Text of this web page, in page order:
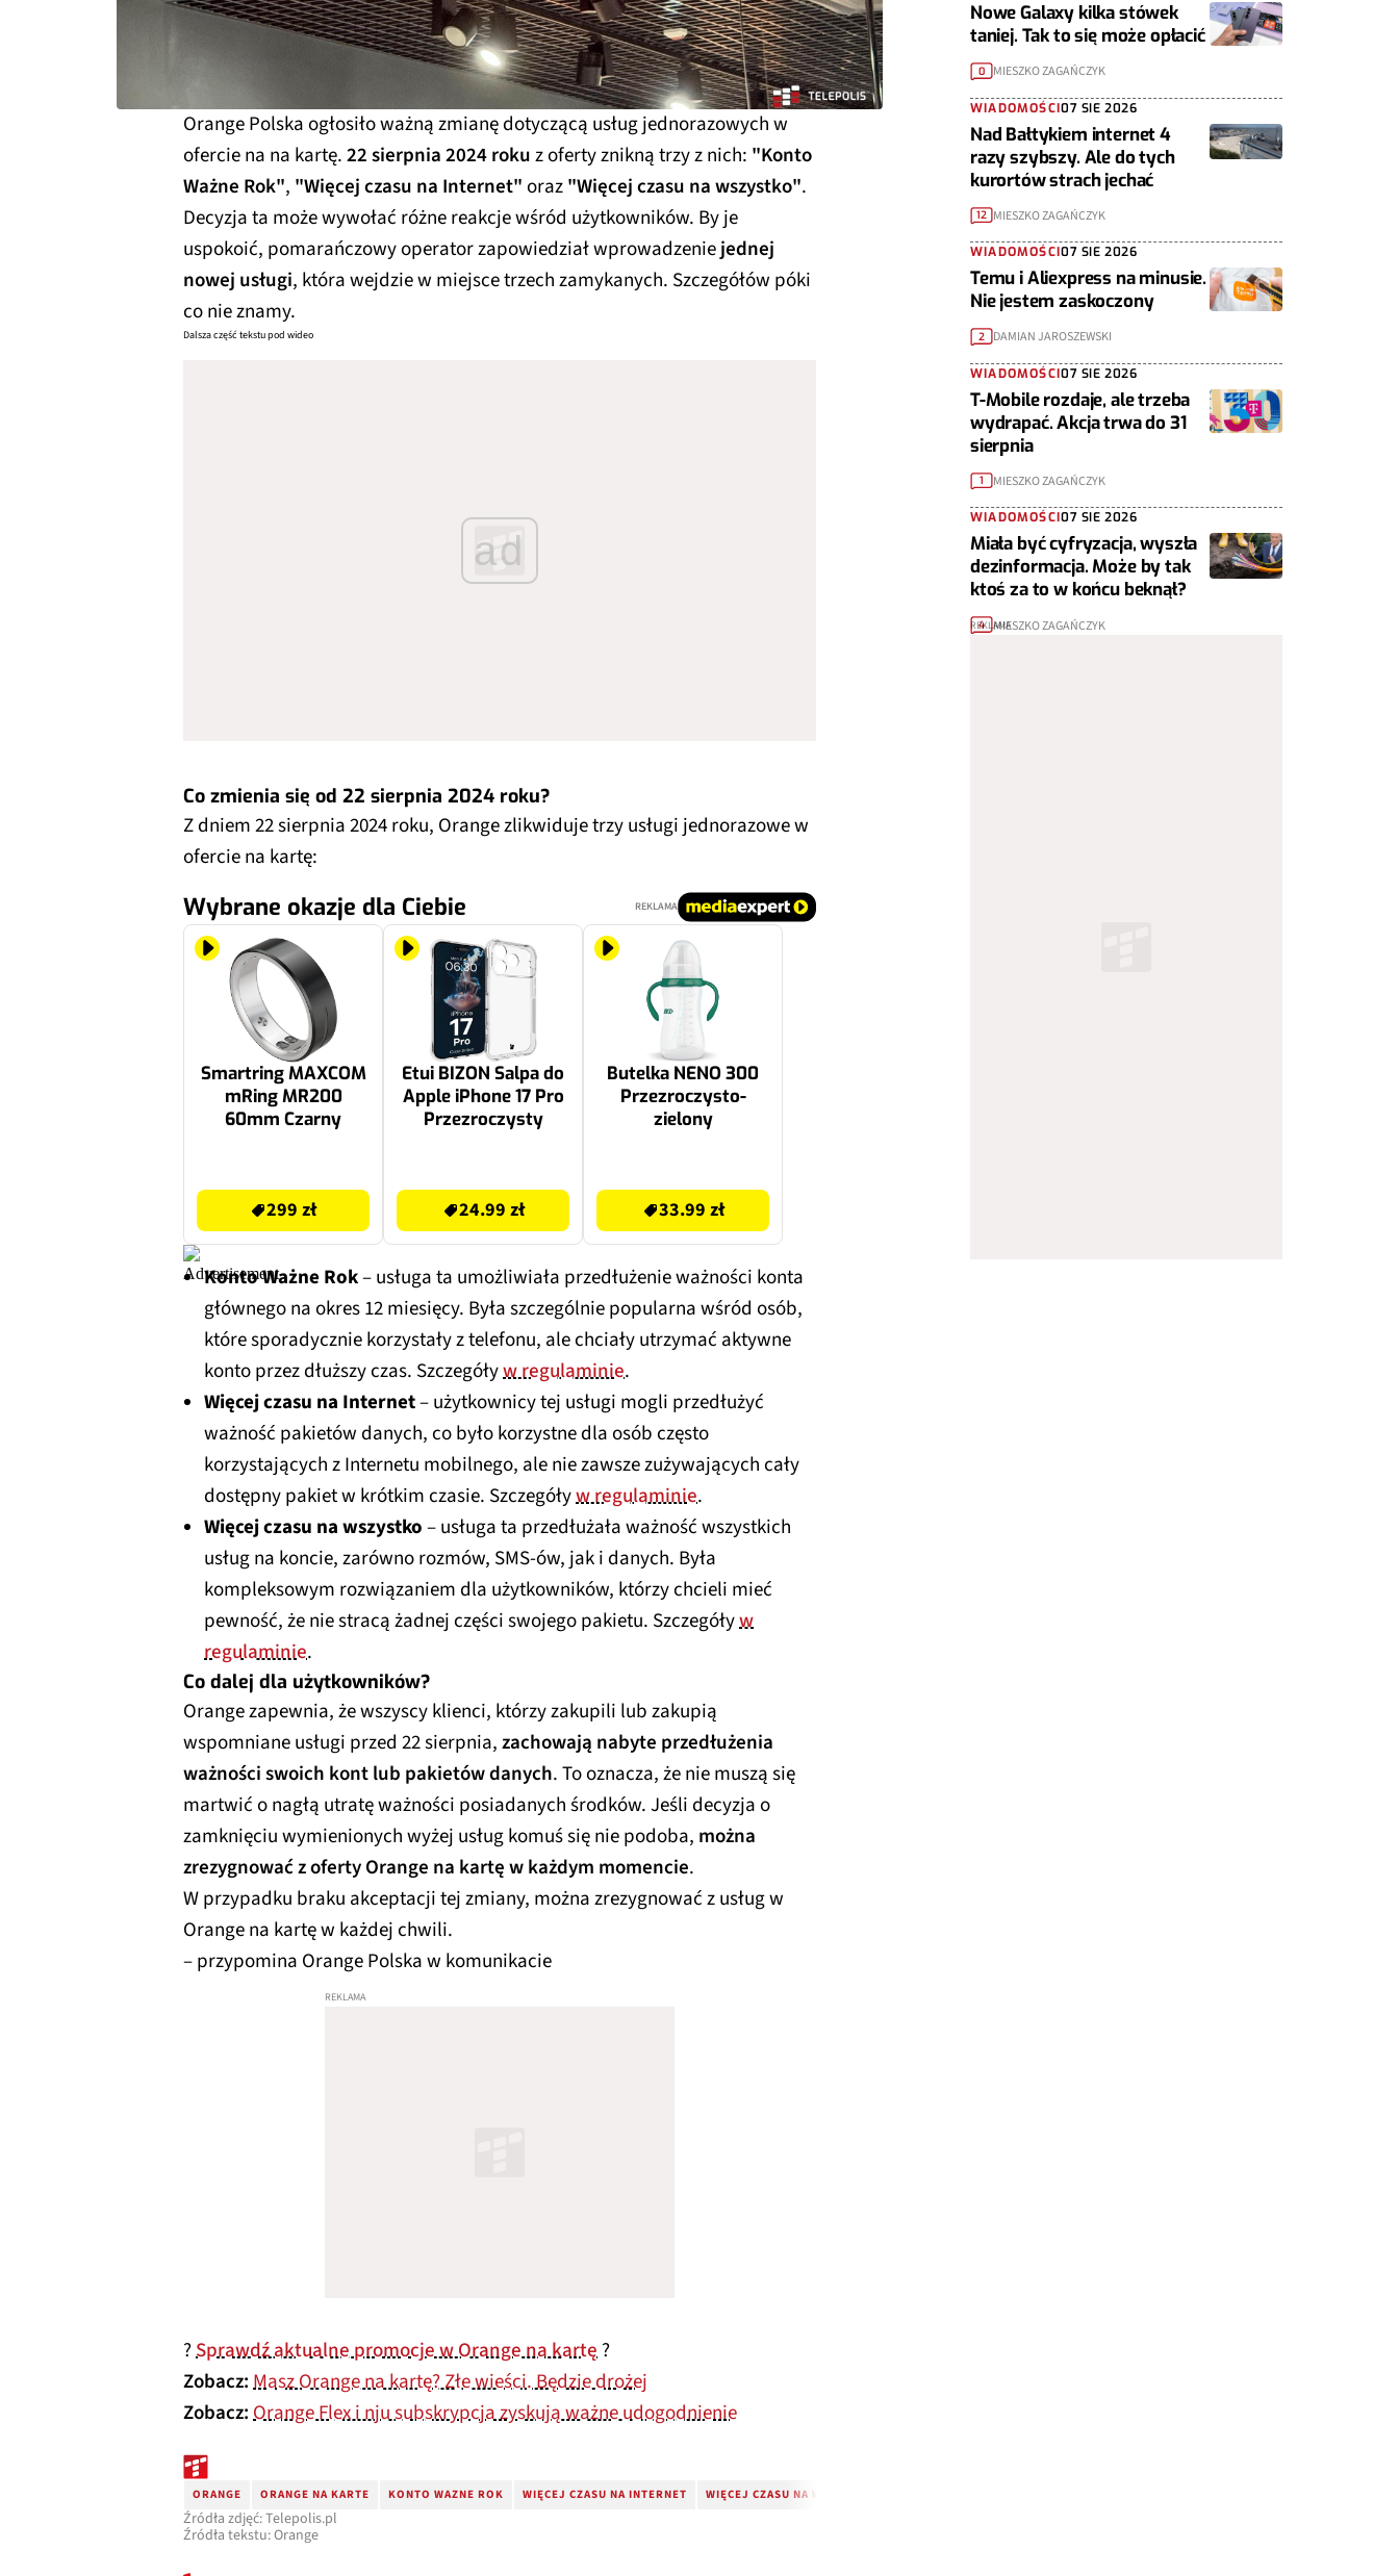
Orange Polska ogłosiło ważną zmianę dotyczącą usług jednorazowych w
ofercie na na kartę.22 sierpnia 2024 rokuz oferty znikną trzy z nich: "Konto
Ważne Rok", "Więcej czasu na Internet"oraz"Więcej czasu na wszystko".
Decyzja ta może wywołać różne reakcje wśród użytkowników. By je
uspokoić, pomarańczowy operator zapowiedział wprowadzeniejednej
nowej usługi, która wejdzie w miejsce trzech zamykanych. Szczegółów póki
co nie znamy.
Dalsza część tekstu pod wideo
ad
Co zmienia się od 22 sierpnia 2024 roku?
Z dniem 22 sierpnia 2024 roku, Orange zlikwiduje trzy usługi jednorazowe w
ofercie na kartę:
Wybrane okazje dla Ciebie REKLAMA
Smartring MAXCOM
mRing MR200
60mm Czarny
299 zł
Etui BIZON Salpa do
Apple iPhone 17 Pro
Przezroczysty
24.99 zł
Butelka NENO 300
Przezroczysto-
zielony
33.99 zł
Konto Ważne Rok– usługa ta umożliwiała przedłużenie ważności konta
głównego na okres 12 miesięcy. Była szczególnie popularna wśród osób,
które sporadycznie korzystały z telefonu, ale chciały utrzymać aktywne
konto przez dłuższy czas. Szczegóływ regulaminie.
Więcej czasu na Internet– użytkownicy tej usługi mogli przedłużyć
ważność pakietów danych, co było korzystne dla osób często
korzystających z Internetu mobilnego, ale nie zawsze zużywających cały
dostępny pakiet w krótkim czasie. Szczegóływ regulaminie.
Więcej czasu na wszystko– usługa ta przedłużała ważność wszystkich
usług na koncie, zarówno rozmów, SMS-ów, jak i danych. Była
kompleksowym rozwiązaniem dla użytkowników, którzy chcieli mieć
pewność, że nie stracą żadnej części swojego pakietu. Szczegóływ
regulaminie.
Co dalej dla użytkowników?
Orange zapewnia, że wszyscy klienci, którzy zakupili lub zakupią
wspomniane usługi przed 22 sierpnia,zachowają nabyte przedłużenia
ważności swoich kont lub pakietów danych. To oznacza, że nie muszą się
martwić o nagłą utratę ważności posiadanych środków. Jeśli decyzja o
zamknięciu wymienionych wyżej usług komuś się nie podoba, można
zrezygnować z oferty Orange na kartę w każdym momencie.
W przypadku braku akceptacji tej zmiany, można zrezygnować z usług w
Orange na kartę w każdej chwili.
– przypomina Orange Polska w komunikacie
?Sprawdź aktualne promocje w Orange na kartę?
Zobacz:Masz Orange na kartę? Złe wieści. Będzie drożej
Zobacz:Orange Flex i nju subskrypcja zyskują ważne udogodnienie
ORANGE ORANGE NA KARTE KONTO WAZNE ROK WIĘCEJ CZASU NA INTERNET WIĘCEJ CZASU NA WSZYSTKO
Źródła zdjęć: Telepolis.pl
Źródła tekstu: Orange
Nowe Galaxy kilka stówek
taniej. Tak to się może opłacić
0 MIESZKO ZAGAŃCZYK
WIADOMOŚCI07 SIE 2026
Nad Bałtykiem internet 4
razy szybszy. Ale do tych
kurortów strach jechać
12 MIESZKO ZAGAŃCZYK
WIADOMOŚCI07 SIE 2026
Temu i Aliexpress na minusie.
Nie jestem zaskoczony
2 DAMIAN JAROSZEWSKI
WIADOMOŚCI07 SIE 2026
T-Mobile rozdaje, ale trzeba
wydrapać. Akcja trwa do 31
sierpnia
1 MIESZKO ZAGAŃCZYK
WIADOMOŚCI07 SIE 2026
Miała być cyfryzacja, wyszła
dezinformacja. Może by tak
ktoś za to w końcu beknął?
4 MIESZKO ZAGAŃCZYK